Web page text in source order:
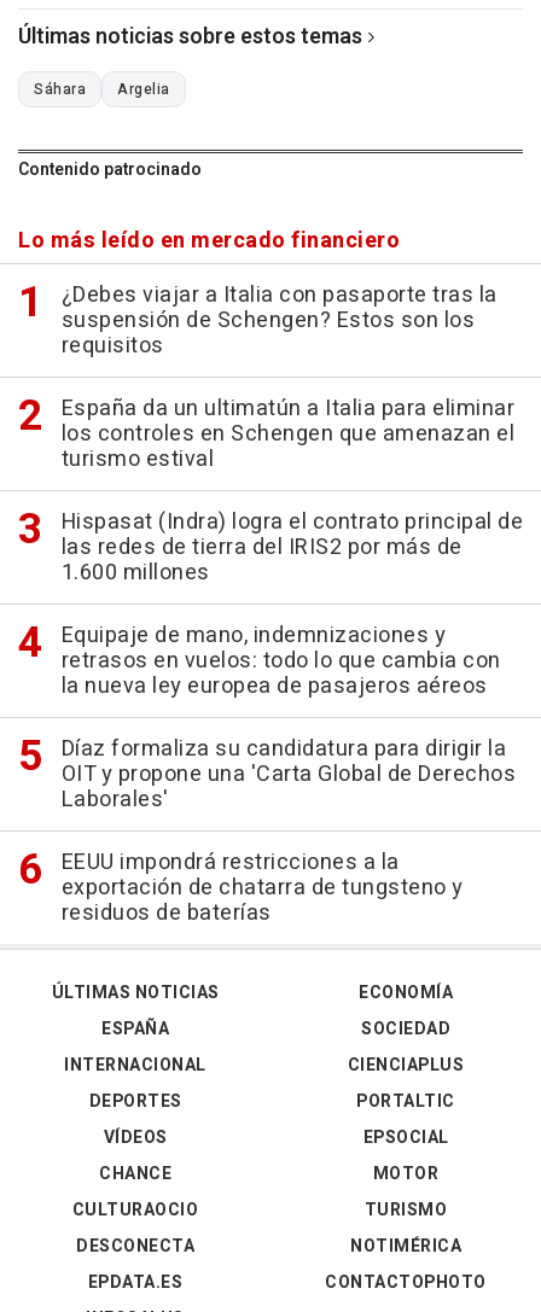
Últimas noticias sobre estos temas
Sáhara Argelia
Contenido patrocinado
Lo más leído en mercado financiero
¿Debes viajar a Italia con pasaporte tras la
suspensión de Schengen? Estos son los
requisitos
España da un ultimatún a Italia para eliminar
los controles en Schengen que amenazan el
turismo estival
Hispasat (Indra) logra el contrato principal de
las redes de tierra del IRIS2 por más de
1.600 millones
Equipaje de mano, indemnizaciones y
retrasos en vuelos: todo lo que cambia con
la nueva ley europea de pasajeros aéreos
Díaz formaliza su candidatura para dirigir la
OIT y propone una 'Carta Global de Derechos
Laborales'
EEUU impondrá restricciones a la
exportación de chatarra de tungsteno y
residuos de baterías
ÚLTIMAS NOTICIAS
ESPAÑA
INTERNACIONAL
DEPORTES
VÍDEOS
ECONOMÍA
SOCIEDAD
CIENCIAPLUS
PORTALTIC
EPSOCIAL
CHANCE
CULTURAOCIO
DESCONECTA
EPDATA.ES
MOTOR
TURISMO
NOTIMÉRICA
CONTACTOPHOTO